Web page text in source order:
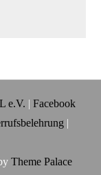
e.V. | Facebook
|
Theme Palace